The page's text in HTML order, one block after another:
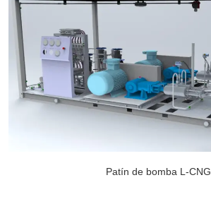
Patín de bomba L-CNG